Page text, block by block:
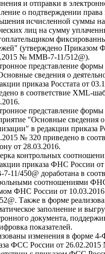
и отправки в
о подтверждении права
исчисленной суммы
лиц на сумму
(утверждено Приказом
№ ММВ-7-11/512@).
представление
сведения о
приказа Росстата от
в соответствие XML-
представление
"Основные сведения о
в редакции приказа
№ 320 приведено в
от 28.03.2016.
контрольных
приказа ФНС России
11/450@ доработана в
соотношениями
ФНС России от
Также в форме
заполнение и
документа,
показателей.
изменения в форме
ФСС России от 26.02.2015